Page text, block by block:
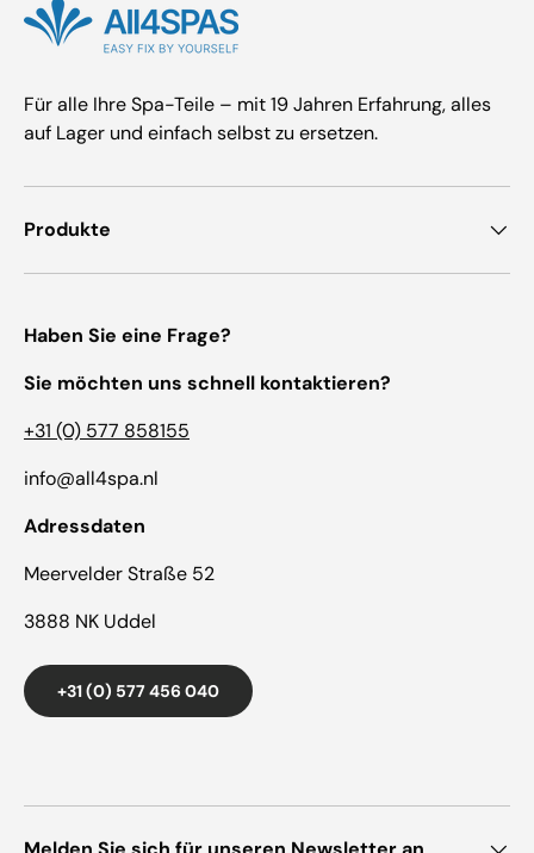
Für alle Ihre Spa-Teile – mit 19 Jahren Erfahrung, alles
auf Lager und einfach selbst zu ersetzen.
Produkte
Haben Sie eine Frage?
Sie möchten uns schnell kontaktieren?
+31 (0) 577 858155
info@all4spa.nl
Adressdaten
Meervelder Straße 52
3888 NK Uddel
+31 (0) 577 456 040